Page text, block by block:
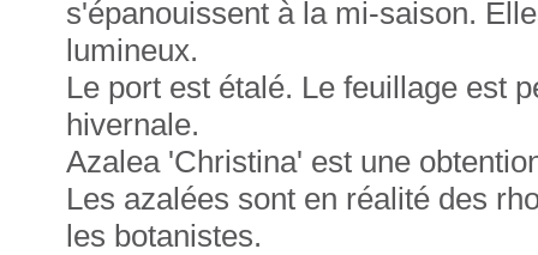
s'épanouissent à la mi-saison.
lumineux.
Le port est étalé. Le feuillage est
hivernale.
Azalea 'Christina' est une
Les azalées sont en réalité des
les botanistes.